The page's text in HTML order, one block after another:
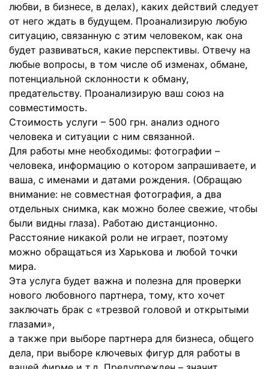
любви, в бизнесе, в делах), каких действий следует
от него ждать в будущем. Проанализирую любую
ситуацию, связанную с этим человеком, как она
будет развиваться, какие перспективы. Отвечу на
любые вопросы, в том числе об изменах, обмане,
потенциальной склонности к обману,
предательству. Проанализирую ваш союз на
совместимость.
Стоимость услуги – 500 грн. анализ одного
человека и ситуации с ним связанной.
Для работы мне необходимы: фотографии –
человека, информацию о котором запрашиваете, и
ваша, с именами и датами рождения. (Обращаю
внимание: не совместная фотография, а два
отдельных снимка, как можно более свежие, чтобы
были видны глаза). Работаю дистанционно.
Расстояние никакой роли не играет, поэтому
можно обращаться из Харькова и любой точки
мира.
Эта услуга будет важна и полезна для проверки
нового любовного партнера, тому, кто хочет
заключать брак с «трезвой головой и открытыми
глазами»,
а также при выборе партнера для бизнеса, общего
дела, при выборе ключевых фигур для работы в